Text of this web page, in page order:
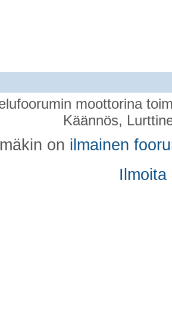
moottorina
Käännös,
on ilmainen